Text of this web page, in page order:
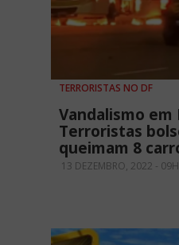
TERRORISTAS NO DF
Vandalismo em
Terroristas
queimam 8
13 DEZEMBRO, 2022 -